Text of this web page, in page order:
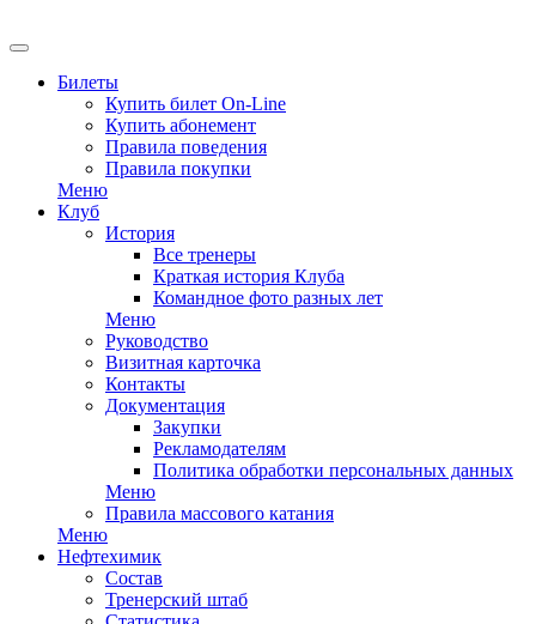
Билеты
Купить билет On-Line
Купить абонемент
Правила поведения
Правила покупки
Меню
Клуб
История
Все тренеры
Краткая история Клуба
Командное фото разных лет
Меню
Руководство
Визитная карточка
Контакты
Документация
Закупки
Рекламодателям
Политика обработки персональных данных
Меню
Правила массового катания
Меню
Нефтехимик
Состав
Тренерский штаб